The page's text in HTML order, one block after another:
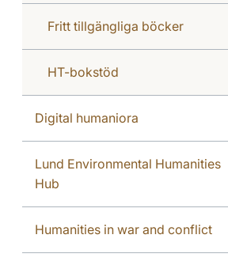
Fritt tillgängliga böcker
HT-bokstöd
Digital humaniora
Lund Environmental Humanities
Hub
Humanities in war and conflict